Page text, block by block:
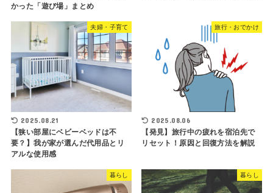
かった「遊び場」まとめ
夫婦・子育て
2025.08.21
【狭い部屋にベビーベッドは不
要？】我が家が選んだ代用品とリ
アルな使用感
旅行・おでかけ
2025.08.06
【発見】旅行中の疲れを宿泊先で
リセット！原因と回復方法を解説
暮らし 暮らし